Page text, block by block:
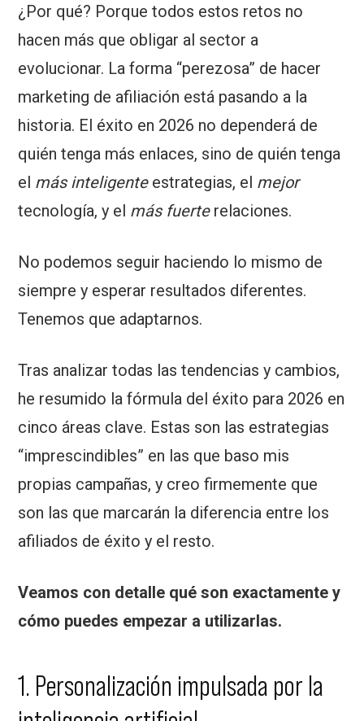
¿Por qué? Porque todos estos retos no
hacen más que obligar al sector a
evolucionar. La forma “perezosa” de hacer
marketing de afiliación está pasando a la
historia. El éxito en 2026 no dependerá de
quién tenga más enlaces, sino de quién tenga
el más inteligenteestrategias, el mejor
tecnología, y el más fuerterelaciones.
No podemos seguir haciendo lo mismo de
siempre y esperar resultados diferentes.
Tenemos que adaptarnos.
Tras analizar todas las tendencias y cambios,
he resumido la fórmula del éxito para 2026 en
cinco áreas clave. Estas son las estrategias
“imprescindibles” en las que baso mis
propias campañas, y creo firmemente que
son las que marcarán la diferencia entre los
afiliados de éxito y el resto.
Veamos con detalle qué son exactamente y
cómo puedes empezar a utilizarlas.
1. Personalización impulsada por la